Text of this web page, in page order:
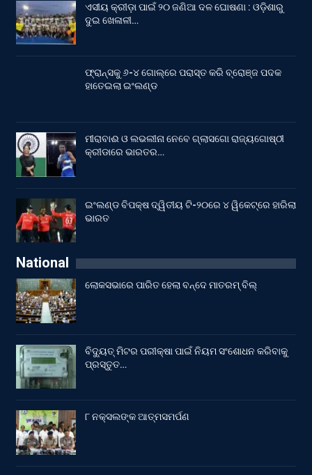
ଏସୀୟ କ୍ରୀଡ଼ା ପାଇଁ ୨୦ ଜଣିଆ ଦଳ ଘୋଷଣା : ଓଡ଼ିଶାରୁ
ଦୁଇ ଖେଳାଳୀ…
ଫ୍ରାନ୍ସକୁ ୬-୪ ଗୋଲ୍‌ରେ ପରାସ୍ତ କରି ବ୍ରୋଞ୍ଜ ପଦକ
ହାତେଇଲା ଇଂଲଣ୍ଡ
ମୀରାବାଈ ଓ ଲଭଲୀନା ନେବେ ଗ୍ଲାସଗୋ ରାଜ୍ୟଗୋଷ୍ଠୀ
କ୍ରୀଡାରେ ଭାରତର…
ଇଂଲଣ୍ଡ ବିପକ୍ଷ ଦ୍ୱିତୀୟ ଟି-୨୦ରେ ୪ ୱିକେଟ୍‌ରେ ହାରିଲା
ଭାରତ
National
ଲୋକସଭାରେ ପାରିତ ହେଲା ବନ୍ଦେ ମାତରମ୍‌ ବିଲ୍‌
ବିଦ୍ୟୁତ୍ ମିଟର ପରୀକ୍ଷା ପାଇଁ ନିୟମ ସଂଶୋଧନ କରିବାକୁ
ପ୍ରସ୍ତୁତ…
୮ ନକ୍ସଲଙ୍କ ଆତ୍ମସମର୍ପଣ